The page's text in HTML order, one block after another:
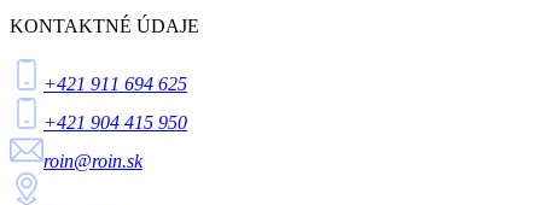
KONTAKTNÉ ÚDAJE
+421 911 694 625
+421 904 415 950
roin@roin.sk